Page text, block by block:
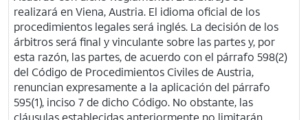
realizará en Viena, Austria. El idioma oficial de los
procedimientos legales será inglés. La decisión de los
árbitros será final y vinculante sobre las partes y, por
esta razón, las partes, de acuerdo con el párrafo 598(2)
del Código de Procedimientos Civiles de Austria,
renuncian expresamente a la aplicación del párrafo
595(1), inciso 7 de dicho Código. No obstante, las
cláusulas establecidas anteriormente no limitarán